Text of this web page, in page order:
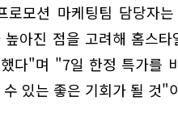
로모션 마케팅팀 담당자
높아진 점을 고려해 홈스
다"며 "7일 한정 특가를
있는 좋은 기회가 될 것"